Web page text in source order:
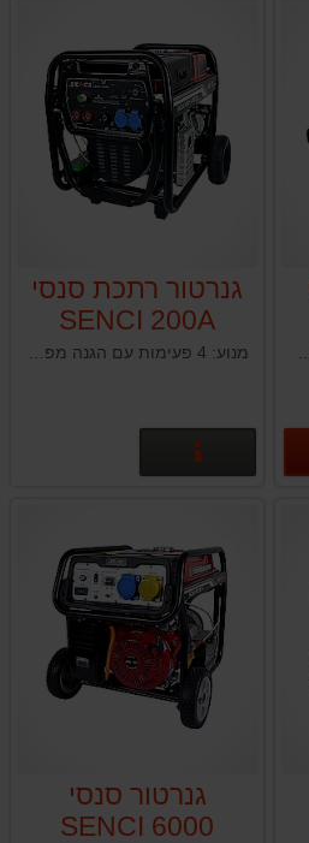
גנרטור רתכת סנסי
SENCI 200A
גנרטור סנסי
SENCI 6000